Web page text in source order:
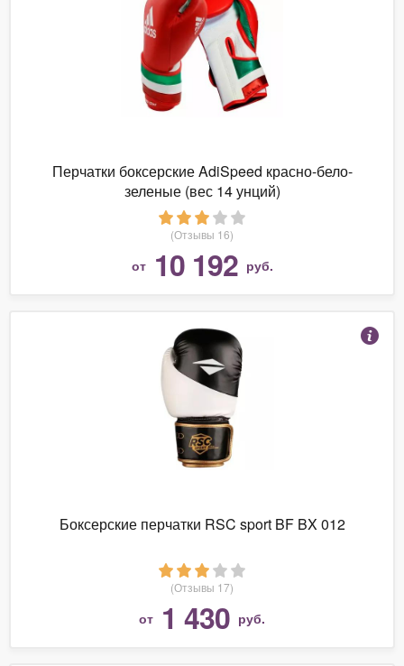
Перчатки боксерские AdiSpeed красно-бело-
зеленые (вес 14 унций)
(Отзывы 16)
от 10 192 руб.
Боксерские перчатки RSC sport BF BX 012
(Отзывы 17)
от 1 430 руб.